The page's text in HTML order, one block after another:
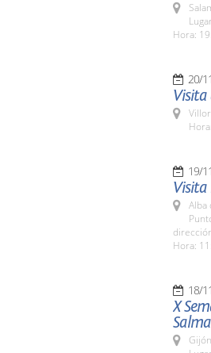
Hora:
20/
19/
Visita
Alba
Hora:
18/
X